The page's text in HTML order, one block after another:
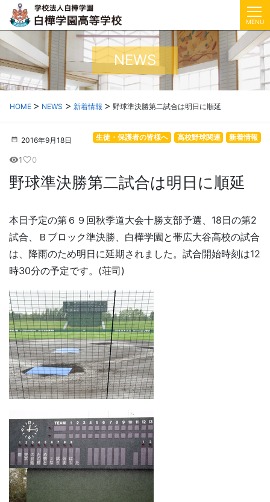
MENU
NEWS
HOME NEWS 新着情報 野球準決勝第二試合は明日に順延
2016年9月18日 新着情報
高校野球関連
生徒・保護者の皆様へ
visibility1favorite_border0
野球準決勝第二試合は明日に順延
本日予定の第６９回秋季道大会十勝支部予選、18日の第2
試合、Ｂブロック準決勝、白樺学園と帯広大谷高校の試合
は、降雨のため明日に延期されました。試合開始時刻は12
時30分の予定です。(荘司)